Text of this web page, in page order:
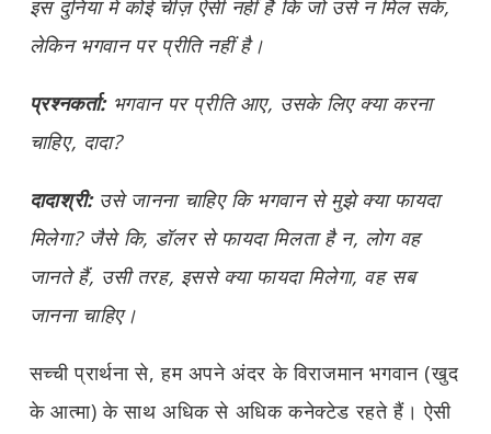
इस दुनिया में कोई चीज़ ऐसी नहीं है कि जो उसे न मिल सके,
लेकिन भगवान पर प्रीति नहीं है।
प्रश्नकर्ता:भगवान पर प्रीति आए, उसके लिए क्या करना
चाहिए, दादा?
दादाश्री:उसे जानना चाहिए कि भगवान से मुझे क्या फायदा
मिलेगा? जैसे कि, डॉलर से फायदा मिलता है न, लोग वह
जानते हैं, उसी तरह, इससे क्या फायदा मिलेगा, वह सब
जानना चाहिए।
सच्ची प्रार्थना से, हम अपने अंदर के विराजमान भगवान (खुद
के आत्मा) के साथ अधिक से अधिक कनेक्टेड रहते हैं। ऐसी